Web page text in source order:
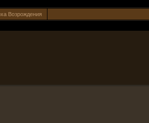
Возрождения